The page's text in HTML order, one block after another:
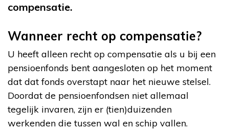
compensatie.
Wanneer recht op compensatie?
U heeft alleen recht op compensatie als u bij een
pensioenfonds bent aangesloten op het moment
dat dat fonds overstapt naar het nieuwe stelsel.
Doordat de pensioenfondsen niet allemaal
tegelijk invaren, zijn er (tien)duizenden
werkenden die tussen wal en schip vallen.